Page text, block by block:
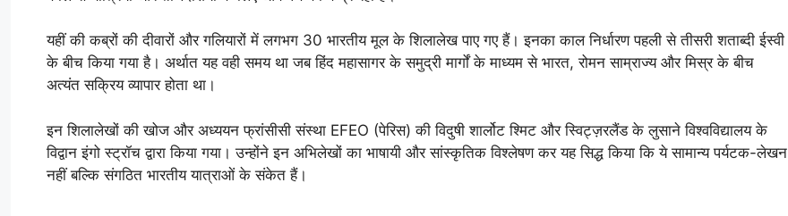
यहीं की कब्रों की दीवारों और गलियारों में लगभग 30 भारतीय मूल के शिलालेख पाए गए हैं। इनका काल निर्धारण पहली से तीसरी शताब्दी ईस्वी
के बीच किया गया है। अर्थात यह वही समय था जब हिंद महासागर के समुद्री मार्गों के माध्यम से भारत, रोमन साम्राज्य और मिस्र के बीच
अत्यंत सक्रिय व्यापार होता था।
इन शिलालेखों की खोज और अध्ययन फ्रांसीसी संस्था EFEO (पेरिस) की विदुषी शार्लोट श्मिट और स्विट्ज़रलैंड के लुसाने विश्वविद्यालय के
विद्वान इंगो स्ट्रॉच द्वारा किया गया। उन्होंने इन अभिलेखों का भाषायी और सांस्कृतिक विश्लेषण कर यह सिद्ध किया कि ये सामान्य पर्यटक-लेखन
नहीं बल्कि संगठित भारतीय यात्राओं के संकेत हैं।